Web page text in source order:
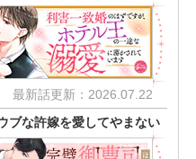
最新話更新：2026.07.22
ブな許嫁を愛してやまない